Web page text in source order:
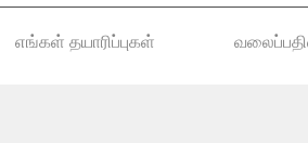
எங்கள் தயாரிப்புகள்